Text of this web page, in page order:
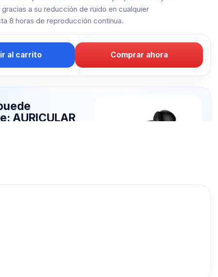
a su reducción de ruido en cualquier
8 horas de reproducción continua.
al carrito Comprar ahora
AURICULAR